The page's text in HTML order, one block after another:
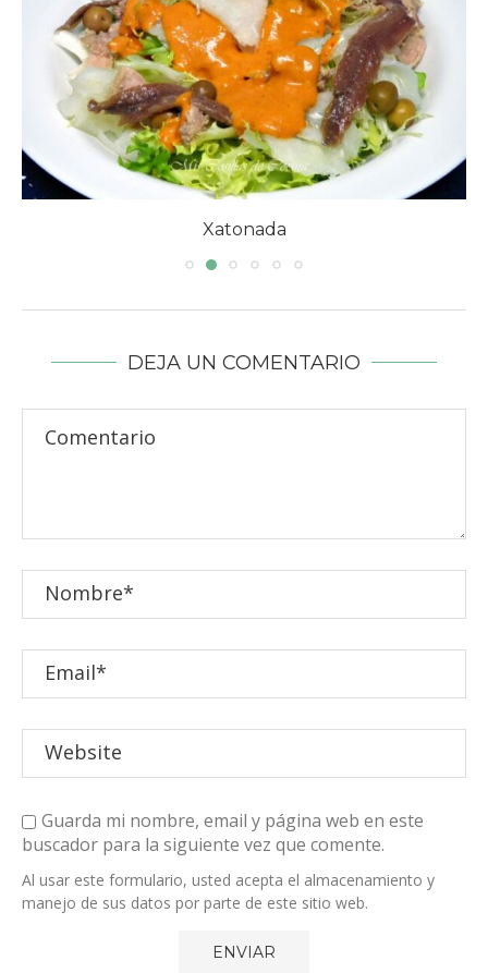
Xatonada
DEJA UN COMENTARIO
Guarda mi nombre, email y página web en este
buscador para la siguiente vez que comente.
Al usar este formulario, usted acepta el almacenamiento y
manejo de sus datos por parte de este sitio web.